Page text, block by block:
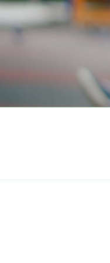
Skip
to
content